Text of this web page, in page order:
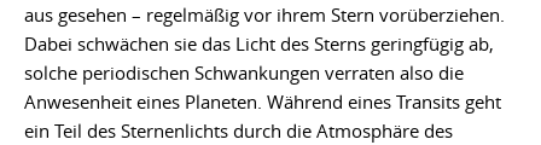
aus gesehen – regelmäßig vor ihrem Stern vorüberziehen.
Dabei schwächen sie das Licht des Sterns geringfügig ab,
solche periodischen Schwankungen verraten also die
Anwesenheit eines Planeten. Während eines Transits geht
ein Teil des Sternenlichts durch die Atmosphäre des